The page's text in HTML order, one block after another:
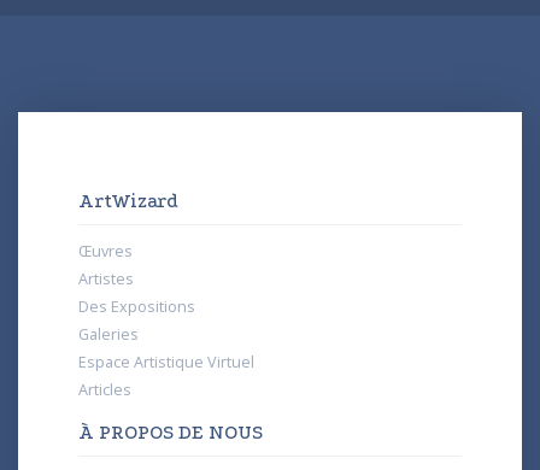
ArtWizard
Œuvres
Artistes
Des Expositions
Galeries
Espace Artistique Virtuel
Articles
À PROPOS DE NOUS